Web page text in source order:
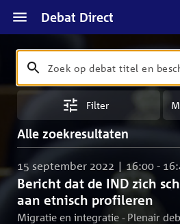
Debat Direct
Zoeken
Zoek
op
en
beschrijving
Filter
op
Alle zoekresultaten
Bericht dat de IND zich
aan etnisch profileren
15 september 2022 | 16:00 -
Migratie en integratie - Plenair